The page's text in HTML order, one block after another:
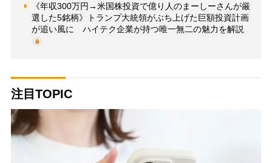
《年収300万円→米国株投資で億り人のまーしーさんが厳
選した5銘柄》トランプ大統領がぶち上げた巨額投資計画
が追い風に ハイテク企業が持つ唯一無二の魅力を解説
注目TOPIC